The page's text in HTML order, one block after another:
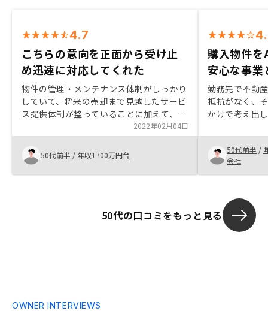
4.7
こちらの意向を正面から受け止
め迅速に対応してくれた
物件の管理・メンテナンス体制がしっかり
していて、将来の売却まで見越したサービ
ス提供体制が整っていることに加えて、
日々の収支状況がアプリで簡単に分かるこ
と。また、担当者の方がよく勉強されてい
ると感じられたことから安心して購入を決
意出来ました。余計なお世話かもしれませ
んが、従業員の方の労務管理はもう少し配
2022年02月04日
50代前半 / 年収1700万円台
購入物件
安心な事業
勤務先で不動
抵抗がなく、
かけで考え出
残せる事は大
ありますが、
時期に何もし
ポイントです。
50代前半 /
会社
50代の口コミをもっと見る
OWNER INTERVIEWS